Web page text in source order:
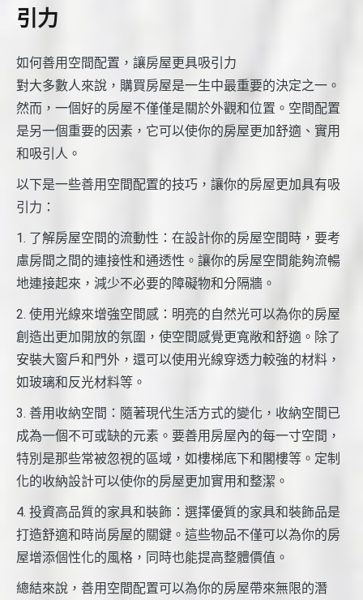
引力
如何善用空間配置，讓房屋更具吸引力
對大多數人來說，購買房屋是一生中最重要的決定之一。
然而，一個好的房屋不僅僅是關於外觀和位置。空間配置
是另一個重要的因素，它可以使你的房屋更加舒適、實用
和吸引人。
以下是一些善用空間配置的技巧，讓你的房屋更加具有吸
引力：
1. 了解房屋空間的流動性：在設計你的房屋空間時，要考
慮房間之間的連接性和通透性。讓你的房屋空間能夠流暢
地連接起來，減少不必要的障礙物和分隔牆。
2. 使用光線來增強空間感：明亮的自然光可以為你的房屋
創造出更加開放的氛圍，使空間感覺更寬敞和舒適。除了
安裝大窗戶和門外，還可以使用光線穿透力較強的材料，
如玻璃和反光材料等。
3. 善用收納空間：隨著現代生活方式的變化，收納空間已
成為一個不可或缺的元素。要善用房屋內的每一寸空間，
特別是那些常被忽視的區域，如樓梯底下和閣樓等。定制
化的收納設計可以使你的房屋更加實用和整潔。
4. 投資高品質的家具和裝飾：選擇優質的家具和裝飾品是
打造舒適和時尚房屋的關鍵。這些物品不僅可以為你的房
屋增添個性化的風格，同時也能提高整體價值。
總結來說，善用空間配置可以為你的房屋帶來無限的潛